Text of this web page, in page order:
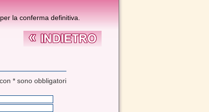
la conferma definitiva.
* sono obbligatori